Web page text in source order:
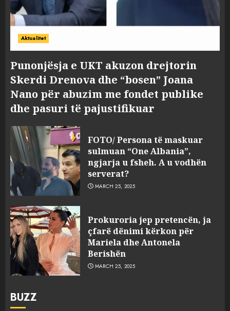
Aktualitet
Punonjësja e UKT akuzon drejtorin
Skerdi Drenova dhe “bosen” Joana
Nano për abuzim me fondet publike
dhe pasuri të pajustifikuar
FOTO/ Persona të maskuar
sulmuan “One Albania”,
ngjarja u fsheh. A u vodhën
serverat?
MARCH 25, 2025
Prokuroria jep pretencën, ja
çfarë dënimi kërkon për
Mariela dhe Antonela
Berishën
MARCH 25, 2025
BUZZ